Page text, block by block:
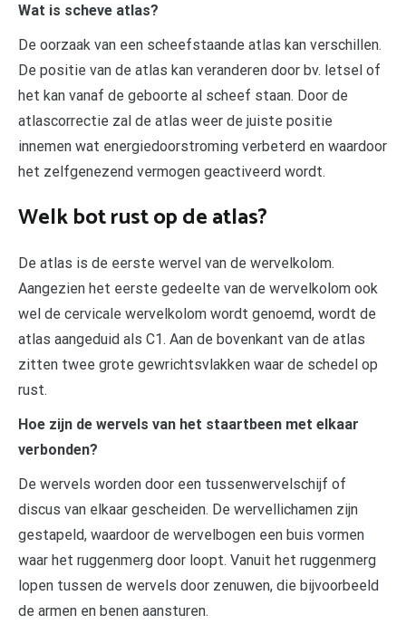
Wat is scheve atlas?
De oorzaak van een scheefstaande atlas kan verschillen.
De positie van de atlas kan veranderen door bv. letsel of
het kan vanaf de geboorte al scheef staan. Door de
atlascorrectie zal de atlas weer de juiste positie
innemen wat energiedoorstroming verbeterd en waardoor
het zelfgenezend vermogen geactiveerd wordt.
Welk bot rust op de atlas?
De atlas is de eerste wervel van de wervelkolom.
Aangezien het eerste gedeelte van de wervelkolom ook
wel de cervicale wervelkolom wordt genoemd, wordt de
atlas aangeduid als C1. Aan de bovenkant van de atlas
zitten twee grote gewrichtsvlakken waar de schedel op
rust.
Hoe zijn de wervels van het staartbeen met elkaar
verbonden?
De wervels worden door een tussenwervelschijf of
discus van elkaar gescheiden. De wervellichamen zijn
gestapeld, waardoor de wervelbogen een buis vormen
waar het ruggenmerg door loopt. Vanuit het ruggenmerg
lopen tussen de wervels door zenuwen, die bijvoorbeeld
de armen en benen aansturen.